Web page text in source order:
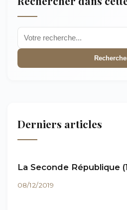
Derniers articles
La Seconde République
08/12/2019